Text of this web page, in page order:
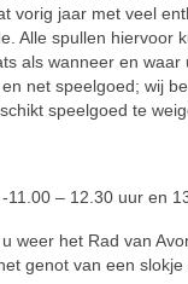
vorig jaar met veel
Alle spullen hiervoor
als wanneer en waar
net speelgoed; wij
speelgoed te
11.00 – 12.30 uur en
weer het Rad van
genot van een slokje